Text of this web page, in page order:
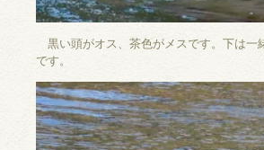
黒い頭がオス、茶色がメスです。下は一
です。